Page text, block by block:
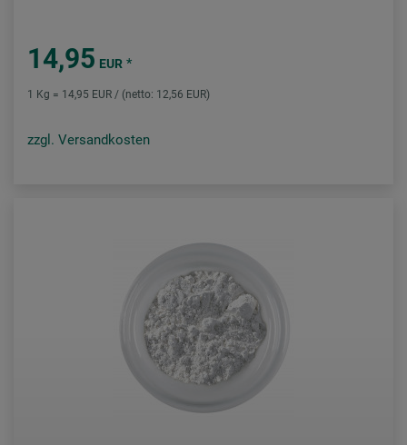
14,95 EUR *
1 Kg = 14,95 EUR / (netto: 12,56 EUR)
zzgl. Versandkosten